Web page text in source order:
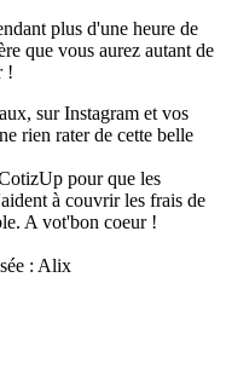
plus d'une heure de
que vous aurez autant de
!
sur Instagram et vos
rien rater de cette belle
pour que les
à couvrir les frais de
A vot'bon coeur !
: Alix